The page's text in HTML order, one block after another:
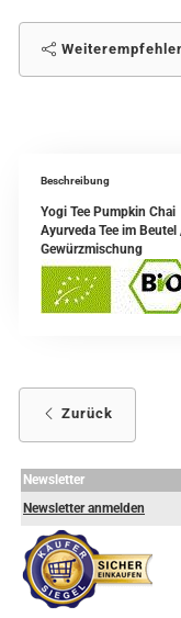
Beschreibung
Yogi Tee Pumpkin Chai
Ayurveda Tee im
Gewürzmischung
Zurück
Newsletter
Newsletter anmelden